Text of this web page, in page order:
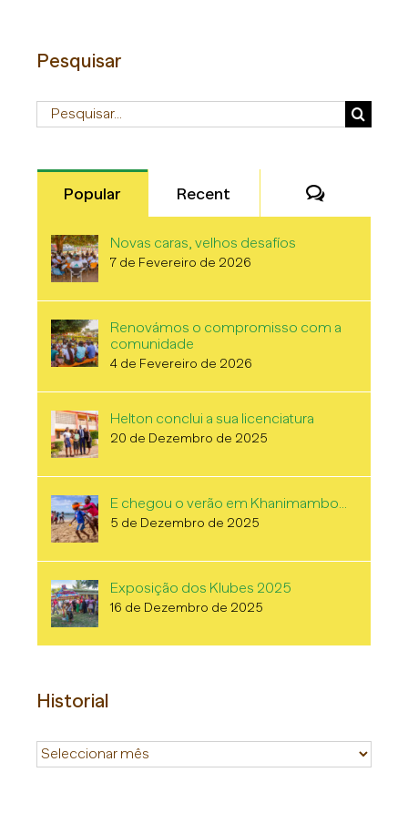
Pesquisar
Pesquisar
Popular Recent
Novas caras, velhos desafíos
7 de Fevereiro de 2026
Renovámos o compromisso com a
comunidade
4 de Fevereiro de 2026
Helton conclui a sua licenciatura
20 de Dezembro de 2025
E chegou o verão em Khanimambo…
5 de Dezembro de 2025
Exposição dos Klubes 2025
16 de Dezembro de 2025
Historial
Historial